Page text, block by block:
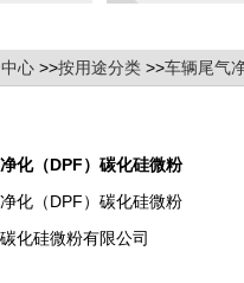
心 >>按用途分类 >>车辆尾气
化（DPF）碳化硅微粉
化（DPF）碳化硅微粉
化硅微粉有限公司